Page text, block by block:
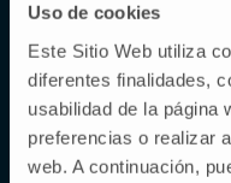
Uso de cookies
Este Sitio Web utiliza
diferentes finalidades,
usabilidad de la página
preferencias o realizar
web. A continuación,
Centro da
O Centro da
Universidad de